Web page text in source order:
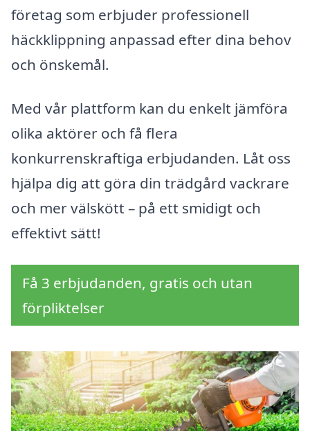
företag som erbjuder professionell
häckklippning anpassad efter dina behov
och önskemål.
Med vår plattform kan du enkelt jämföra
olika aktörer och få flera
konkurrenskraftiga erbjudanden. Låt oss
hjälpa dig att göra din trädgård vackrare
och mer välskött – på ett smidigt och
effektivt sätt!
Få 3 erbjudanden, gratis och utan
förpliktelser